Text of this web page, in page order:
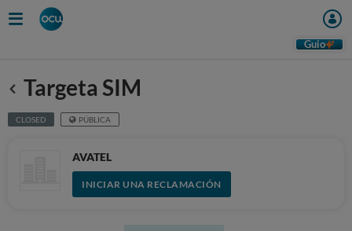
Guio
Anterior
Targeta SIM
CLOSED PÚBLICA
AVATEL
INICIAR UNA RECLAMACIÓN